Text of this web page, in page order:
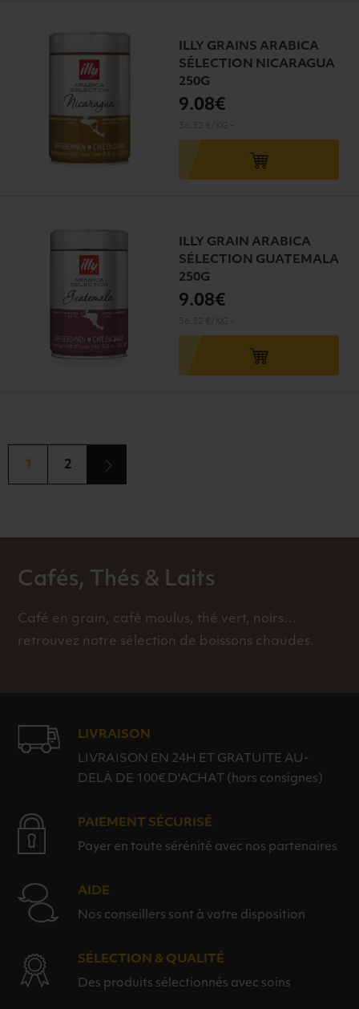
ILLY GRAINS ARABICA
SÉLECTION NICARAGUA
250G
9.08€
ILLY GRAIN ARABICA
SÉLECTION GUATEMALA
250G
9.08€
1 2
Cafés, Thés & Laits
Café en grain, café moulus, thé vert, noirs…
retrouvez notre sélection de boissons chaudes.
LIVRAISON
LIVRAISON EN 24H ET GRATUITE AU-
DELÀ DE 100€ D'ACHAT (hors consignes)
PAIEMENT SÉCURISÉ
Payer en toute sérénité avec nos partenaires
AIDE
Nos conseillers sont à votre disposition
SÉLECTION & QUALITÉ
Des produits sélectionnés avec soins